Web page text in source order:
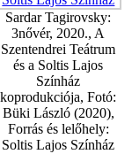
Sardar Tagirovsky:
3nővér, 2020., A
Szentendrei Teátrum
és a Soltis Lajos
Színház
koprodukciója, Fotó:
Büki László (2020),
Forrás és lelőhely:
Soltis Lajos Színház